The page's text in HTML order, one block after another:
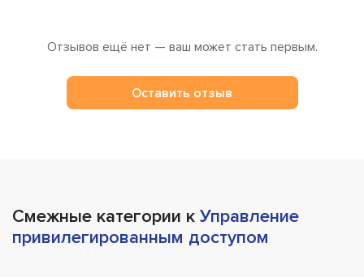
Отзывов ещё нет — ваш может стать первым.
Оставить отзыв
Смежные категории к Управление
привилегированным доступом